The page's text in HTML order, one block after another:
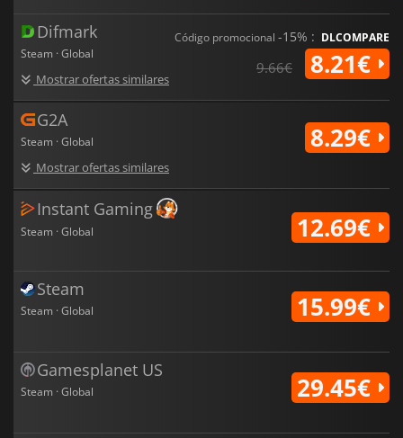
Difmark
Steam · Global
Mostrar ofertas similares
Código promocional -15% : DLCOMPARE
9.66€ 8.21€
G2A
Steam · Global
Mostrar ofertas similares
8.29€
Instant Gaming
Steam · Global 12.69€
Steam
Steam · Global 15.99€
Gamesplanet US
Steam · Global 29.45€